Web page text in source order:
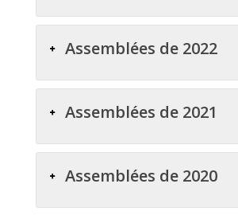
Assemblées de 2022
Assemblées de 2021
Assemblées de 2020